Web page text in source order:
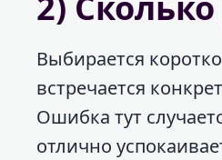
Выбирается
встречается
Ошибка тут
отлично